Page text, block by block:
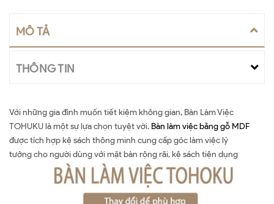
MÔ TẢ
THÔNG TIN
Với những gia đình muốn tiết kiệm không gian, Bàn Làm Việc
TOHUKUlà một sự lựa chọn tuyệt vời. Bàn làm việc bằng gỗ MDF
được tích hợp kệ sách thông minh cung cấp góc làm việc lý
tưởng cho người dùng với mặt bàn rộng rãi, kệ sách tiện dụng